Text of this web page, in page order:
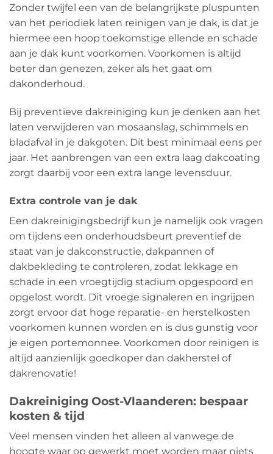
Zonder twijfel een van de belangrijkste pluspunten
van het periodiek laten reinigen van je dak, is dat je
hiermee een hoop toekomstige ellende en schade
aan je dak kunt voorkomen. Voorkomen is altijd
beter dan genezen, zeker als het gaat om
dakonderhoud.
Bij preventieve dakreiniging kun je denken aan het
laten verwijderen van mosaanslag, schimmels en
bladafval in je dakgoten. Dit best minimaal eens per
jaar. Het aanbrengen van een extra laag dakcoating
zorgt daarbij voor een extra lange levensduur.
Extra controle van je dak
Een dakreinigingsbedrijf kun je namelijk ook vragen
om tijdens een onderhoudsbeurt preventief de
staat van je dakconstructie, dakpannen of
dakbekleding te controleren, zodat lekkage en
schade in een vroegtijdig stadium opgespoord en
opgelost wordt. Dit vroege signaleren en ingrijpen
zorgt ervoor dat hoge reparatie- en herstelkosten
voorkomen kunnen worden en is dus gunstig voor
je eigen portemonnee. Voorkomen door reinigen is
altijd aanzienlijk goedkoper dan dakherstel of
dakrenovatie!
Dakreiniging Oost-Vlaanderen: bespaar
kosten & tijd
Veel mensen vinden het alleen al vanwege de
hoogte waar op gewerkt moet worden maar niets